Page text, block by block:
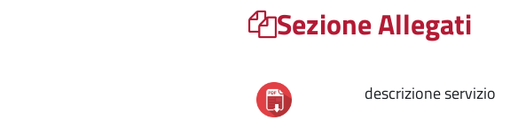
Sezione Allegati
descrizione servizio